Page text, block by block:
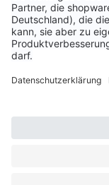
Unternehmen
Aktuelle